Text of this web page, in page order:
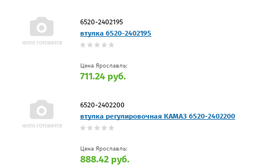
6520-2402195
втулка 6520-2402195
Цена Ярославль:
711.24 руб.
6520-2402200
втулка регулировочная КАМАЗ 6520-2402200
Цена Ярославль:
888.42 руб.